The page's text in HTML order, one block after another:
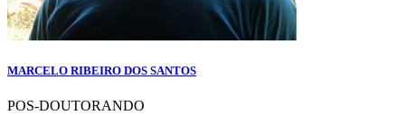
MARCELO RIBEIRO DOS SANTOS
POS-DOUTORANDO